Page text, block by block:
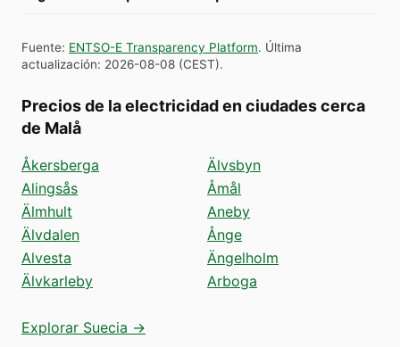
Fuente: ENTSO-E Transparency Platform. Última
actualización: 2026-08-08 (CEST).
Precios de la electricidad en ciudades cerca
de Malå
Åkersberga
Alingsås
Älmhult
Älvdalen
Alvesta
Älvkarleby
Älvsbyn
Åmål
Aneby
Ånge
Ängelholm
Arboga
Explorar Suecia →